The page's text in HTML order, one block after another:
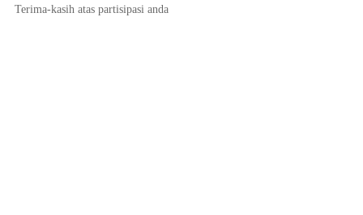
Terima-kasih atas partisipasi anda